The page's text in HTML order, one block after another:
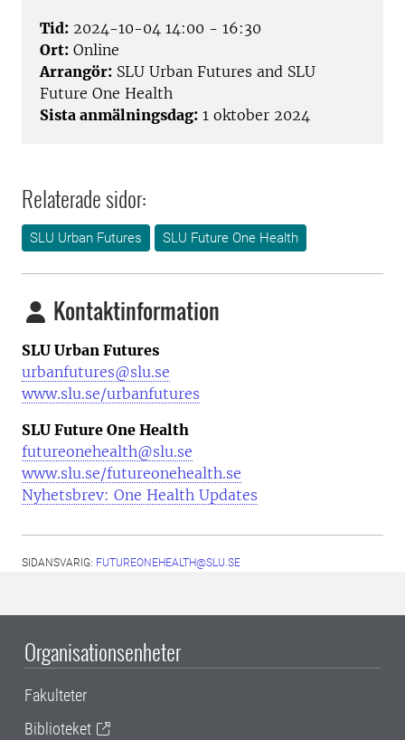
Tid: 2024-10-04 14:00 - 16:30
Ort: Online
Arrangör: SLU Urban Futures and SLU
Future One Health
Sista anmälningsdag: 1 oktober 2024
Relaterade sidor:
SLU Urban Futures SLU Future One Health
Kontaktinformation
SLU Urban Futures
urbanfutures@slu.se
www.slu.se/urbanfutures
SLU Future One Health
futureonehealth@slu.se
www.slu.se/futureonehealth.se
Nyhetsbrev: One Health Updates
SIDANSVARIG: FUTUREONEHEALTH@SLU.SE
Organisationsenheter
Fakulteter
Biblioteket